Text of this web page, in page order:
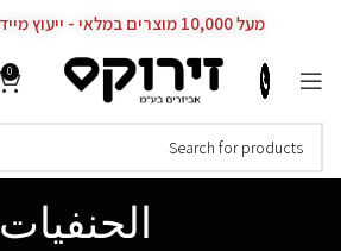
מעל 10,000 מוצרים במלאי - ייעוץ מיידי 050-640-8555
0
الحنفيات